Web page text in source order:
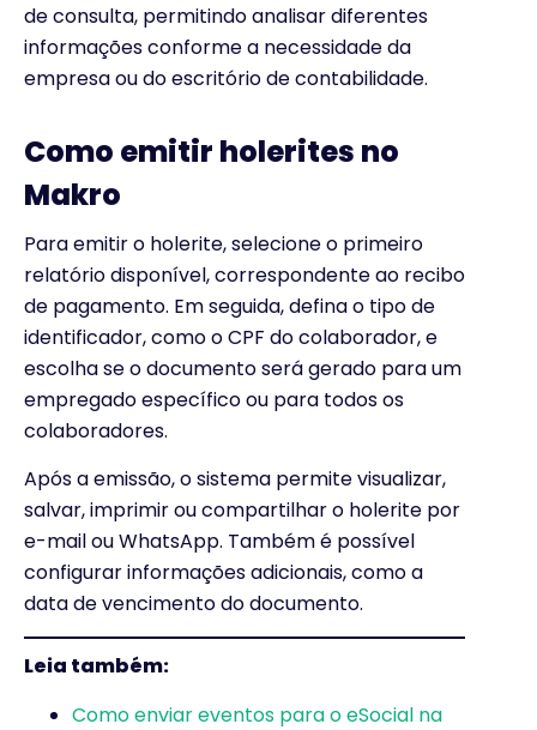
de consulta, permitindo analisar diferentes
informações conforme a necessidade da
empresa ou do escritório de contabilidade.
Como emitir holerites no
Makro
Para emitir o holerite, selecione o primeiro
relatório disponível, correspondente ao recibo
de pagamento. Em seguida, defina o tipo de
identificador, como o CPF do colaborador, e
escolha se o documento será gerado para um
empregado específico ou para todos os
colaboradores.
Após a emissão, o sistema permite visualizar,
salvar, imprimir ou compartilhar o holerite por
e-mail ou WhatsApp. Também é possível
configurar informações adicionais, como a
data de vencimento do documento.
Leia também:
Como enviar eventos para o eSocial na